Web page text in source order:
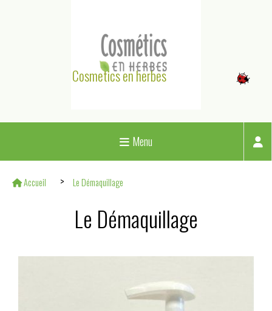
Cosmetics en herbes
Menu
Accueil Le Démaquillage
Le Démaquillage